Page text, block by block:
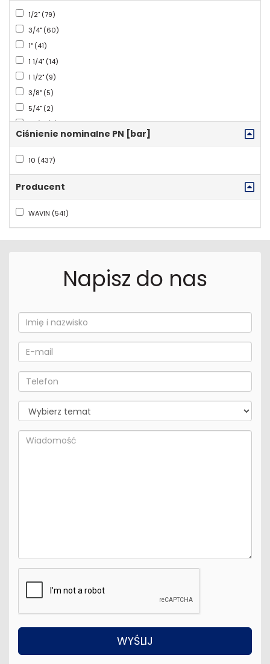
28 (2)
1/2" (79)
3/4" (60)
1" (41)
1 1/4" (14)
1 1/2" (9)
3/8" (5)
5/4" (2)
2 1/2" (2)
2" (2)
6/4" (1)
Ciśnienie nominalne PN [bar]
10 (437)
Producent
WAVIN (541)
Napisz do nas